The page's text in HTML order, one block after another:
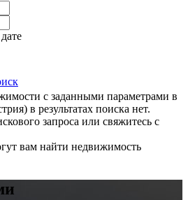
с заданными параметрами в
в результатах поиска нет.
запроса или свяжитесь с
вам найти недвижимость